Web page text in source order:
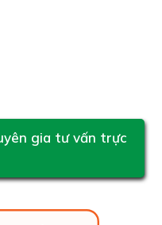
gia tư vấn trực